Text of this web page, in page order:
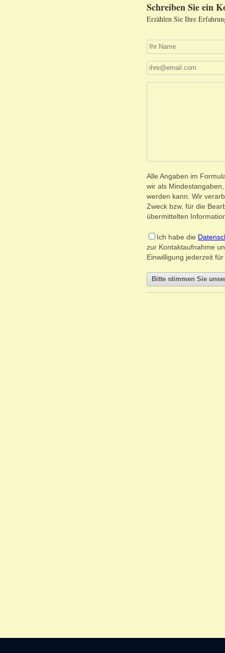
Schreiben Sie ein
Erzählen Sie Ihre
Alle Angaben im
wir als
werden kann. Wir
Zweck bzw. für die
übermittelten
Ich habe die
zur Kontaktaufnahme
Einwilligung jederzeit